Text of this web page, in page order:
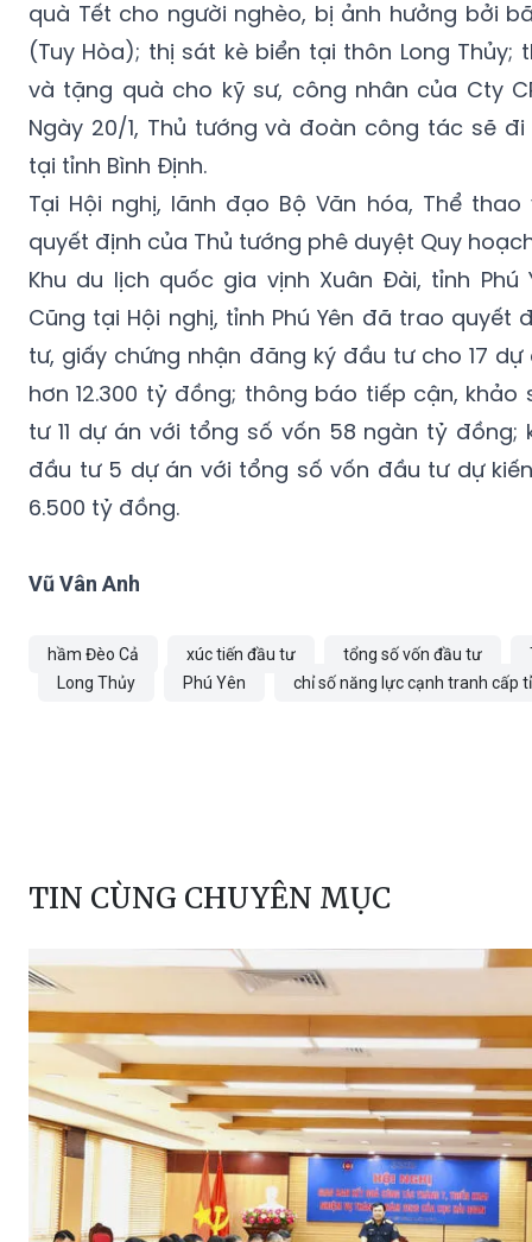
quà Tết cho người nghèo, bị ảnh hưởng bởi
(Tuy Hòa); thị sát kè biển tại thôn Long Thủy;
và tặng quà cho kỹ sư, công nhân của Cty
Ngày 20/1, Thủ tướng và đoàn công tác sẽ
tại tỉnh Bình Định.
Tại Hội nghị, lãnh đạo Bộ Văn hóa, Thể
quyết định của Thủ tướng phê duyệt Quy
Khu du lịch quốc gia vịnh Xuân Đài, tỉnh Phú
Cũng tại Hội nghị, tỉnh Phú Yên đã trao quyết
tư, giấy chứng nhận đăng ký đầu tư cho 17
hơn 12.300 tỷ đồng; thông báo tiếp cận, khảo
tư 11 dự án với tổng số vốn 58 ngàn tỷ đồng;
đầu tư 5 dự án với tổng số vốn đầu tư dự
6.500 tỷ đồng.
Vũ Vân Anh
hầm Đèo Cả xúc tiến đầu tư tổng số vốn đầu tư
Long Thủy
Phú Yên chỉ số năng lực cạnh tranh cấp
TIN CÙNG CHUYÊN MỤC